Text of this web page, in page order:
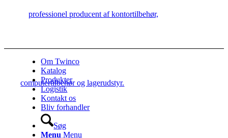
Om Twinco
Katalog
Produkter
Logistik
Kontakt os
Bliv forhandler
Søg
Menu Menu